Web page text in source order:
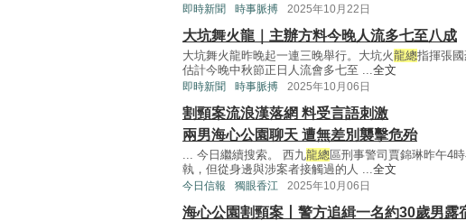
即時新聞 時事脈搏 2025年10月22日
大坑舞火龍｜主辦方料今晚人流多七至八成
大坑舞火龍昨晚起一連三晚舉行。大坑火龍總指揮張
估計今晚中秋節正日人流會多七至 ...全文
即時新聞 時事脈搏 2025年10月06日
割頸案流浪漢落網 料受言語刺激
兩男海心公園聊天 遭無差別襲擊危殆
... 今日繼續搜索。 西九龍總區刑事警司賈錦琳昨午4
執，但從身邊與涉案者接觸過的人 ...全文
今日信報 獨眼香江 2025年10月06日
海心公園割頸案丨警方追緝一名約30歲男露